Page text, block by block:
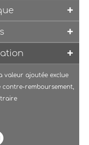
valeur ajoutée exclue
contre-remboursement,